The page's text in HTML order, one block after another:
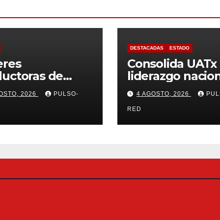
de
respaldan
de Alfonso
García
a la
2026 PULSO-
DESTACADAS ESTADO
Consolida UATx
liderazgo
en Educación
Especial,
Gerontología y
Ciencias de la
4 AGOSTO, 2026
RED